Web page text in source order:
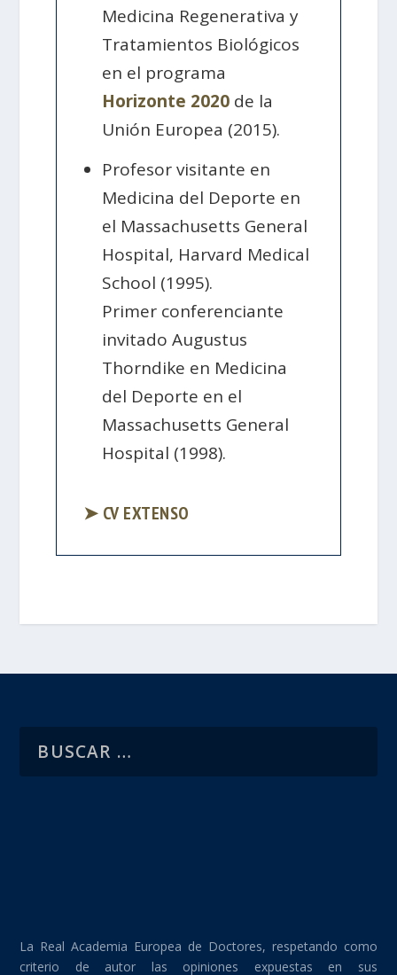
Medicina Regenerativa y
Tratamientos Biológicos
en el programa
Horizonte 2020 de la
Unión Europea (2015).
Profesor visitante en
Medicina del Deporte en
el Massachusetts General
Hospital, Harvard Medical
School (1995).
Primer conferenciante
invitado Augustus
Thorndike en Medicina
del Deporte en el
Massachusetts General
Hospital (1998).
➤ CV EXTENSO
La Real Academia Europea de Doctores, respetando como
criterio de autor las opiniones expuestas en sus